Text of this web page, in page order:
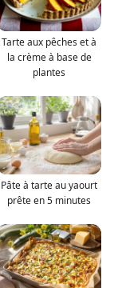
Tarte aux pêches et à
la crème à base de
plantes
Pâte à tarte au yaourt
prête en 5 minutes